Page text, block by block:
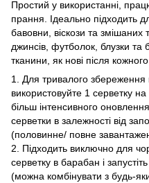
Простий у використанні,
прання. Ідеально підходить
бавовни, віскози та змішаних
джинсів, футболок, блузки та
тканини, як нові після
1. Для тривалого збереження
використовуйте 1 серветку
більш інтенсивного
серветки в залежності від
(половинне/ повне
2. Підходить виключно для
серветку в барабан і
(можна комбінувати з будь-